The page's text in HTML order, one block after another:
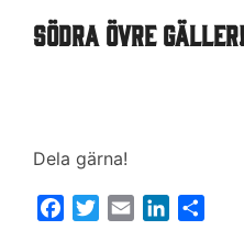
SÖDRA ÖVRE GÄLLER!
Dela gärna!